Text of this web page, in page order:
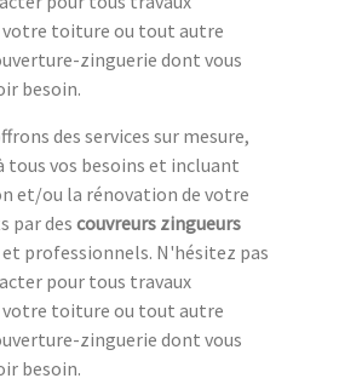
toiture ou tout autre
zinguerie dont vous
besoin.
des services sur mesure,
tous vos besoins et incluant
et/ou la rénovation de votre
par descouvreurs zingueurs
professionnels. N'hésitez pas
pour tous travaux
toiture ou tout autre
zinguerie dont vous
besoin.